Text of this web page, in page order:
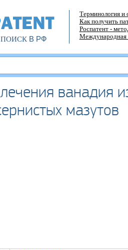
В РФ
Терминология и
Как получить
Роспатент -
Международная
ванадия
мазутов